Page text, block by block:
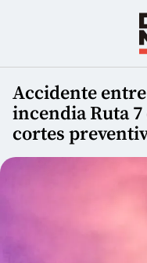
Accidente
incendia Ruta
cortes